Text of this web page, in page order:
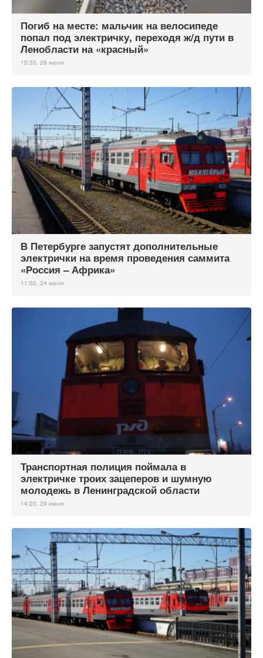
Погиб на месте: мальчик на велосипеде
попал под электричку, переходя ж/д пути в
Ленобласти на «красный»
15:33, 28 июля
В Петербурге запустят дополнительные
электрички на время проведения саммита
«Россия – Африка»
11:02, 24 июля
Транспортная полиция поймала в
электричке троих зацеперов и шумную
молодежь в Ленинградской области
14:20, 29 июня